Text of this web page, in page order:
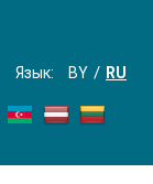
Язык: BY RU